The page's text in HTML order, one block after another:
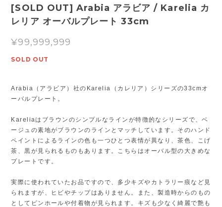
[SOLD OUT] Arabia アラビア / Karelia カ
レリア オーバルプレート 33cm
¥99,999,999
SOLD OUT
Arabia（アラビア）社のKarelia（カレリア）シリーズの33cmオ
ーバルプレート。
Kareliaはブラウンのシンプルなラインが特徴的なシリーズで、ベ
ージュの素地がブラウンのラインとマッチしています。そのハンド
ペイントによるラインの色も一つひとつ表情が異なり、茶色、こげ
茶、黒が見られるものもあります。こちらはオーバル型の大きめな
プレートです。
実際に使われていたお品ですので、多少キズやカトラリー痕など見
られますが、ヒビやチップはありません。また、製造時からのもの
としてピンホールや付着物が見られます。キズも少なく綺麗で艶も